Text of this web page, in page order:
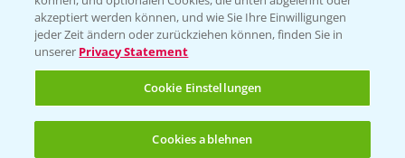
T.+49 (0)174 346 564 1
KONTAKT
Hilfe in Notfällen
+49 (0)214/30-20220
akzeptiert werden können, und wie Sie Ihre Einwilligungen
jeder Zeit ändern oder zurückziehen können, finden Sie in
unserer Privacy Statement
Cookie Einstellungen
Cookies ablehnen